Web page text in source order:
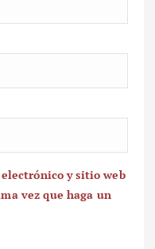
y sitio web
vez que haga un